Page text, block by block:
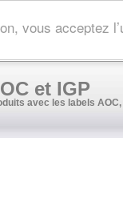
vous acceptez
et IGP
avec les labels AOC,